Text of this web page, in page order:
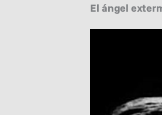
El ángel